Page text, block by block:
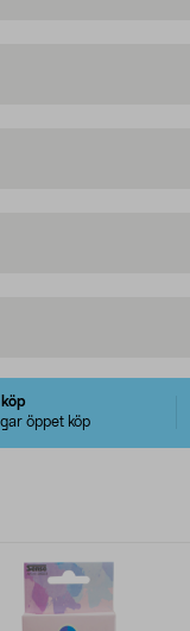
öppet köp